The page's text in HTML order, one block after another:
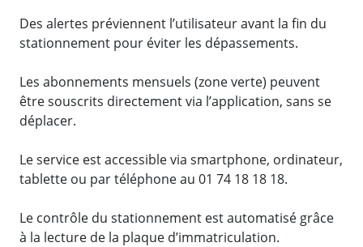
Des alertes préviennent l’utilisateur avant la fin du
stationnement pour éviter les dépassements.
Les abonnements mensuels (zone verte) peuvent
être souscrits directement via l’application, sans se
déplacer.
Le service est accessible via smartphone, ordinateur,
tablette ou par téléphone au 01 74 18 18 18.
Le contrôle du stationnement est automatisé grâce
à la lecture de la plaque d’immatriculation.